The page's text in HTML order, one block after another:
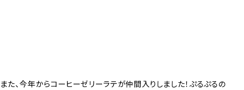
、今年からコーヒーゼリーラテが仲間入りしました！ぷるぷるの